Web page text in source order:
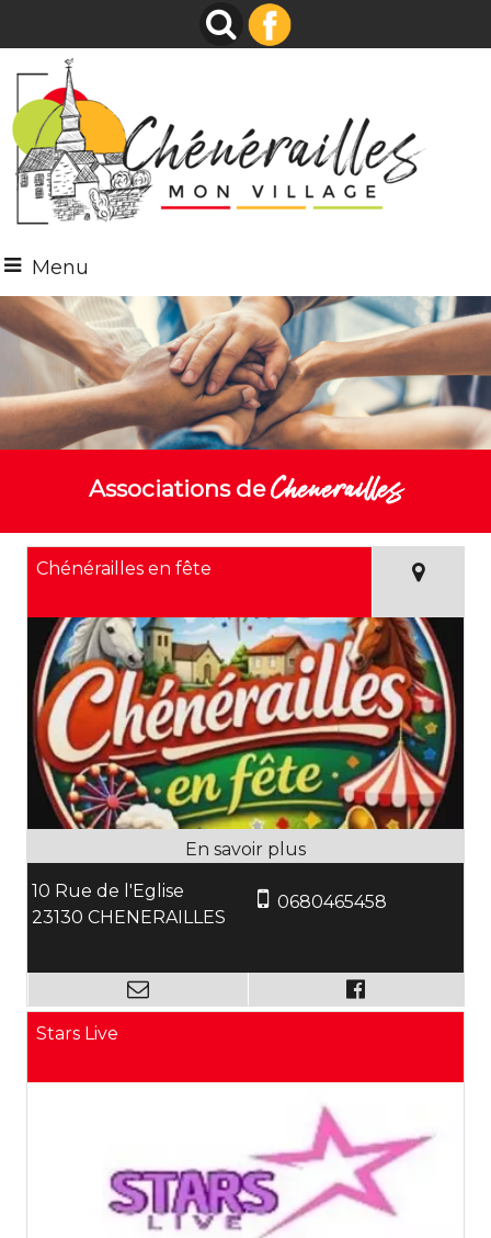
Menu
Associations deChenerailles
Chénérailles en fête
10 Rue de l'Eglise
23130 CHENERAILLES
0680465458
Stars Live